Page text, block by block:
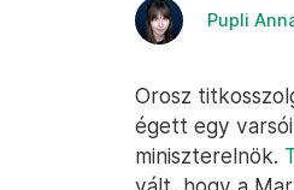
Pupli
Orosz
égett egy
miniszterelnök.